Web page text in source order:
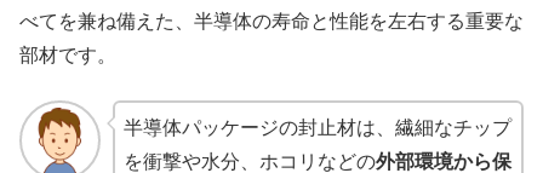
べてを兼ね備えた、半導体の寿命と性能を左右する重要な
部材です。
半導体パッケージの封止材は、繊細なチップ
を衝撃や水分、ホコリなどの外部環境から保